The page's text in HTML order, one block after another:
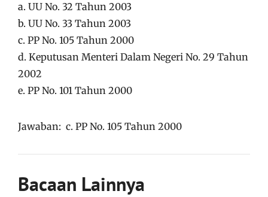
a. UU No. 32 Tahun 2003
b. UU No. 33 Tahun 2003
c. PP No. 105 Tahun 2000
d. Keputusan Menteri Dalam Negeri No. 29 Tahun
2002
e. PP No. 101 Tahun 2000
Jawaban: c. PP No. 105 Tahun 2000
Bacaan Lainnya